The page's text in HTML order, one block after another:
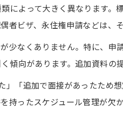
ビザ申請審査時間が延びる主
追加資料提出時に気をつけた
審査遅延時の的確な対応策を
通知の見落としを防ぐための
長期化に備えた計画的な準備
審査処理期間の2025年最新傾
によって大きく異なります
ビザ、永住権申請などは、
少なくありません。特に、
傾向があります。追加資料の
「追加で面接があったため
持ったスケジュール管理が欠か